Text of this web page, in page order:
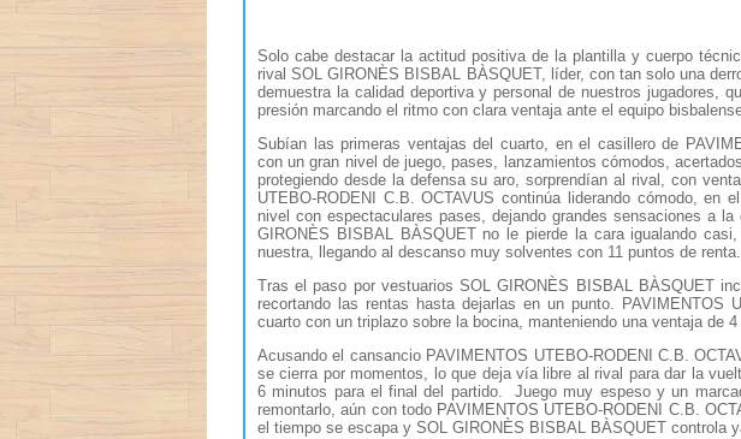
Solo cabe destacar la actitud positiva de la plantilla y cuerpo
rival SOL GIRONÈS BISBAL BÀSQUET, líder, con tan solo una
demuestra la calidad deportiva y personal de nuestros jugadores,
presión marcando el ritmo con clara ventaja ante el equipo
Subían las primeras ventajas del cuarto, en el casillero de
con un gran nivel de juego, pases, lanzamientos cómodos,
protegiendo desde la defensa su aro, sorprendían al rival, con
UTEBO-RODENI C.B. OCTAVUS continúa liderando cómodo,
nivel con espectaculares pases, dejando grandes sensaciones a
GIRONÈS BISBAL BÀSQUET no le pierde la cara igualando
nuestra, llegando al descanso muy solventes con 11 puntos de renta.
Tras el paso por vestuarios SOL GIRONÈS BISBAL BÀSQUET
recortando las rentas hasta dejarlas en un punto. PAVIMENTOS
cuarto con un triplazo sobre la bocina, manteniendo una ventaja de 4
Acusando el cansancio PAVIMENTOS UTEBO-RODENI C.B.
se cierra por momentos, lo que deja vía libre al rival para dar la
6 minutos para el final del partido. Juego muy espeso y un
remontarlo, aún con todo PAVIMENTOS UTEBO-RODENI C.B.
el tiempo se escapa y SOL GIRONÈS BISBAL BÀSQUET controla